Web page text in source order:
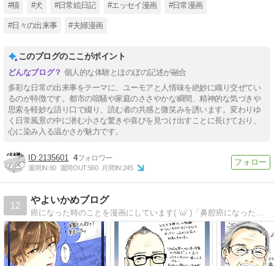
#猫 #犬 #日常絵日記 #エッセイ漫画 #日常漫画
#日々の出来事 #夫婦漫画
このブログのここがポイント
個人的な体験とほのぼの記述が融合
多彩な日常の出来事をテーマに、ユーモアと人情味を絶妙に織り交ぜてい
るのが特徴です。都市の喧騒や家庭のささやかな瞬間、精神的な気づきや
思索を軽妙な語り口で綴り、読む者の共感と微笑みを誘います。変わりゆ
く日常風景の中に潜む小さな驚きや喜びを見つけ出すことに長けており、
心に染み入る温かさが魅力です。
2135601 4
週間IN:60 週間OUT:560 月間IN:245
12
やよいかめブログ
癌になった時のことを漫画にしています( 'ω' )「鼻腔癌になった話」です。よろしくお願いします。